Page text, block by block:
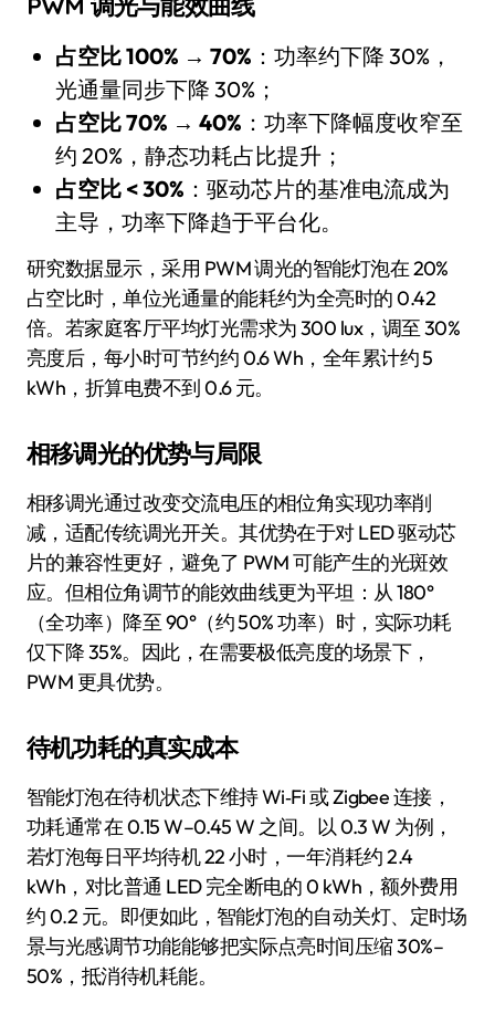
占空比 100% → 70% ：功率约下降 30%，
光通量同步下降 30%；
占空比 70% → 40% ：功率下降幅度收窄至
约 20%，静态功耗占比提升；
占空比 < 30% ：驱动芯片的基准电流成为
主导，功率下降趋于平台化。
研究数据显示，采用 PWM 调光的智能灯泡在 20%
占空比时，单位光通量的能耗约为全亮时的 0.42
倍。若家庭客厅平均灯光需求为 300 lux，调至 30%
亮度后，每小时可节约约 0.6 Wh，全年累计约 5
kWh，折算电费不到 0.6 元。
相移调光的优势与局限
相移调光通过改变交流电压的相位角实现功率削
减，适配传统调光开关。其优势在于对 LED 驱动芯
片的兼容性更好，避免了 PWM 可能产生的光斑效
应。但相位角调节的能效曲线更为平坦：从 180°
（全功率）降至 90°（约 50% 功率）时，实际功耗
仅下降 35%。因此，在需要极低亮度的场景下，
PWM 更具优势。
待机功耗的真实成本
智能灯泡在待机状态下维持 Wi‑Fi 或 Zigbee 连接，
功耗通常在 0.15 W–0.45 W 之间。以 0.3 W 为例，
若灯泡每日平均待机 22 小时，一年消耗约 2.4
kWh，对比普通 LED 完全断电的 0 kWh，额外费用
约 0.2 元。即便如此，智能灯泡的自动关灯、定时场
景与光感调节功能能够把实际点亮时间压缩 30%–
50%，抵消待机耗能。